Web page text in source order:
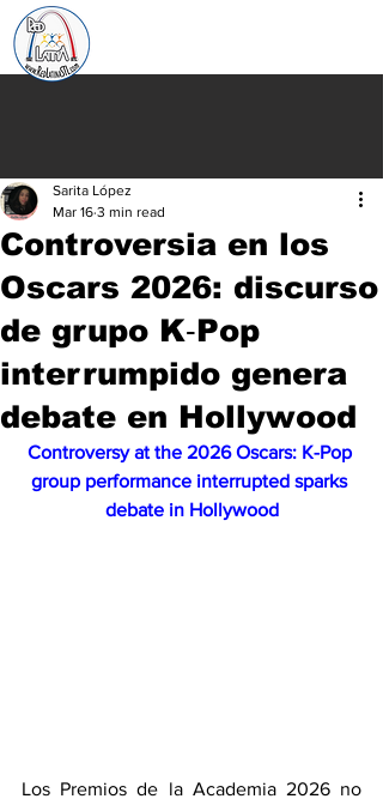
Controversia en los
Oscars 2026: discurso
de grupo K‑Pop
interrumpido genera
debate en Hollywood
Sarita López
Mar 16 3 min read
Controversy at the 2026 Oscars: K-Pop
group performance interrupted sparks
debate in Hollywood
Los Premios de la Academia 2026 no